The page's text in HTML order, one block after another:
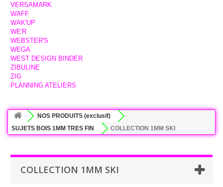
VERSAMARK
WAFF
WAK'UP
WE'R
WEBSTER'S
WEGA
WEST DESIGN BINDER
ZIBULINE
ZIG
PLANNING ATELIERS
NOS PRODUITS (exclusif)
SUJETS BOIS 1MM TRES FIN
COLLECTION 1MM SKI
COLLECTION 1MM SKI